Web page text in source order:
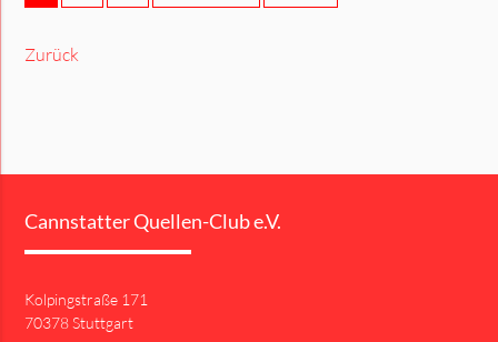
Zurück
Cannstatter Quellen-Club e.V.
Kolpingstraße 171
70378 Stuttgart